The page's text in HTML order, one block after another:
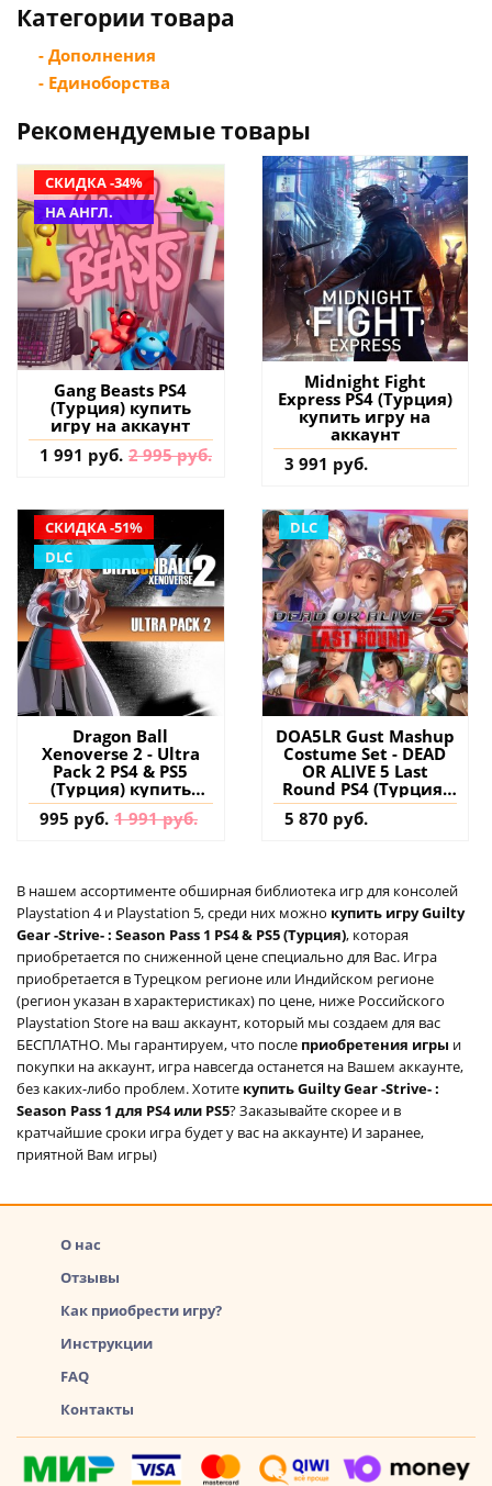
Категории товара
- Дополнения
- Единоборства
Рекомендуемые товары
СКИДКА -34%
НА АНГЛ.
Gang Beasts PS4
(Турция) купить
игру на аккаунт
1 991 руб. 2 995 руб.
Midnight Fight
Express PS4 (Турция)
купить игру на
аккаунт
3 991 руб.
СКИДКА -51%
DLC
Dragon Ball
Xenoverse 2 - Ultra
Pack 2 PS4 & PS5
(Турция) купить
дополнение на
аккаунт
995 руб. 1 991 руб.
DLC
DOA5LR Gust Mashup
Costume Set - DEAD
OR ALIVE 5 Last
Round PS4 (Турция)
купить дополнение
на аккаунт
5 870 руб.
В нашем ассортименте обширная библиотека игр для консолей
Playstation 4 и Playstation 5, среди них можно купить игру Guilty
Gear -Strive- : Season Pass 1 PS4 & PS5 (Турция), которая
приобретается по сниженной цене специально для Вас. Игра
приобретается в Турецком регионе или Индийском регионе
(регион указан в характеристиках) по цене, ниже Российского
Playstation Store на ваш аккаунт, который мы создаем для вас
БЕСПЛАТНО. Мы гарантируем, что после приобретения игры и
покупки на аккаунт, игра навсегда останется на Вашем аккаунте,
без каких-либо проблем. Хотите купить Guilty Gear -Strive- :
Season Pass 1 для PS4 или PS5? Заказывайте скорее и в
кратчайшие сроки игра будет у вас на аккаунте) И заранее,
приятной Вам игры)
О нас
Отзывы
Как приобрести игру?
Инструкции
FAQ
Контакты